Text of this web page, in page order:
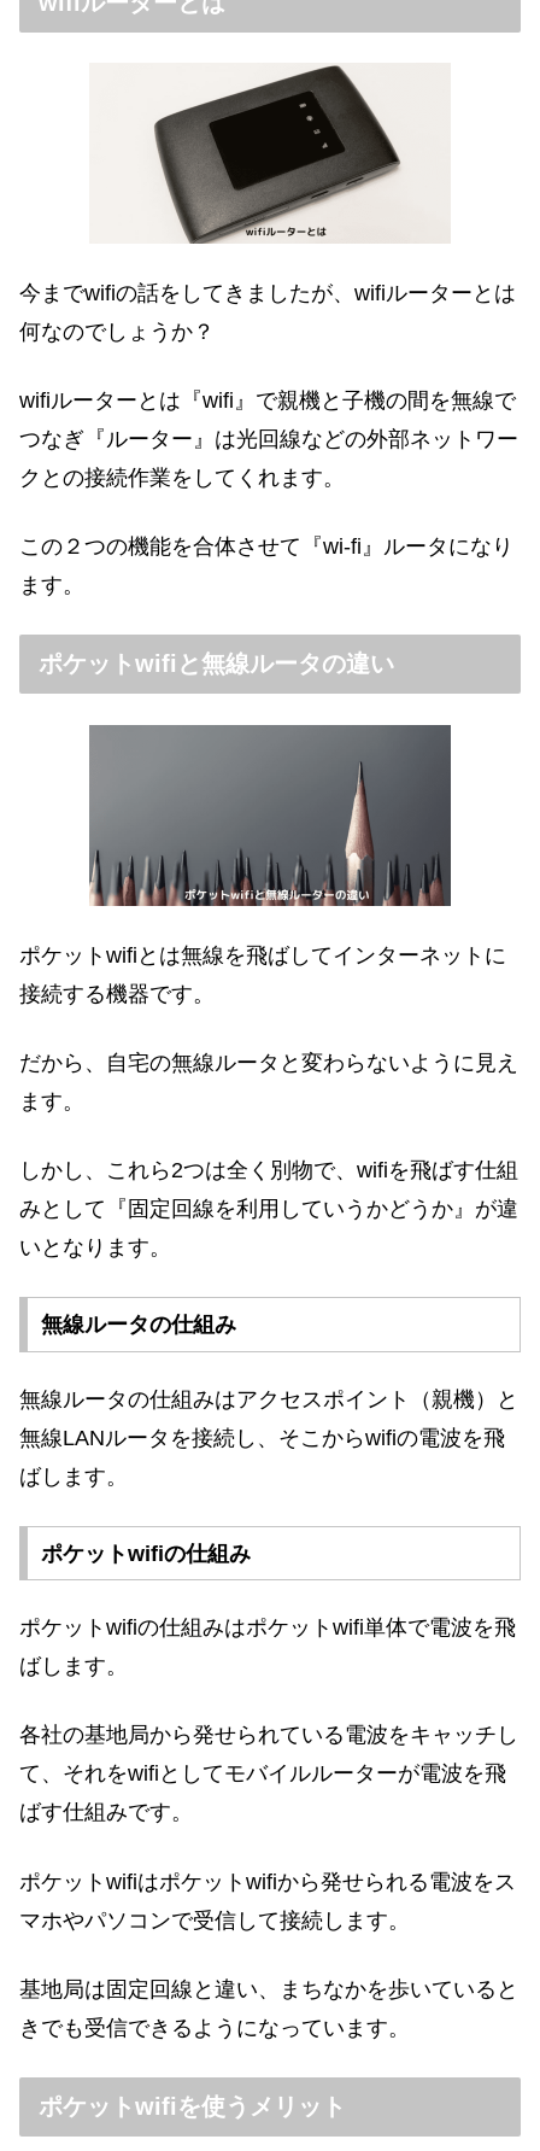
今までwifiの話をしてきましたが、wifiルーターとは
何なのでしょうか？
wifiルーターとは『wifi』で親機と子機の間を無線で
つなぎ『ルーター』は光回線などの外部ネットワー
クとの接続作業をしてくれます。
この２つの機能を合体させて『wi-fi』ルータになり
ます。
ポケットwifiと無線ルータの違い
ポケットwifiとは無線を飛ばしてインターネットに
接続する機器です。
だから、自宅の無線ルータと変わらないように見え
ます。
しかし、これら2つは全く別物で、wifiを飛ばす仕組
みとして『固定回線を利用していうかどうか』が違
いとなります。
無線ルータの仕組み
無線ルータの仕組みはアクセスポイント（親機）と
無線LANルータを接続し、そこからwifiの電波を飛
ばします。
ポケットwifiの仕組み
ポケットwifiの仕組みはポケットwifi単体で電波を飛
ばします。
各社の基地局から発せられている電波をキャッチし
て、それをwifiとしてモバイルルーターが電波を飛
ばす仕組みです。
ポケットwifiはポケットwifiから発せられる電波をス
マホやパソコンで受信して接続します。
基地局は固定回線と違い、まちなかを歩いていると
きでも受信できるようになっています。
ポケットwifiを使うメリット